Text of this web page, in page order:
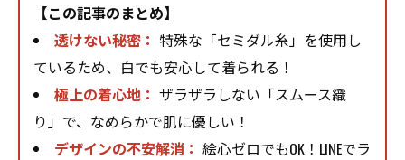
【この記事のまとめ】
透けない秘密： 特殊な「セミダル糸」を使用し
ているため、白でも安心して着られる！
極上の着心地： ザラザラしない「スムース織
り」で、なめらかで肌に優しい！
デザインの不安解消： 絵心ゼロでもOK！LINEでラ